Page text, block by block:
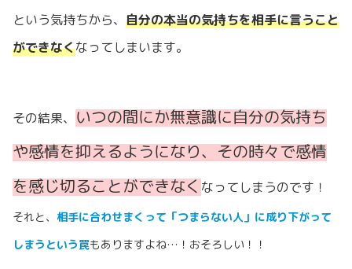
という気持ちから、 自分の本当の気持ちを相手に言うこと
ができなくなってしまいます。
その結果、 いつの間にか無意識に自分の気持ち
や感情を抑えるようになり、その時々で感情
を感じ切ることができなくなってしまうのです！
それと、 相手に合わせまくって「つまらない人」に成り下がって
しまうという罠もありますよね…！おそろしい！！